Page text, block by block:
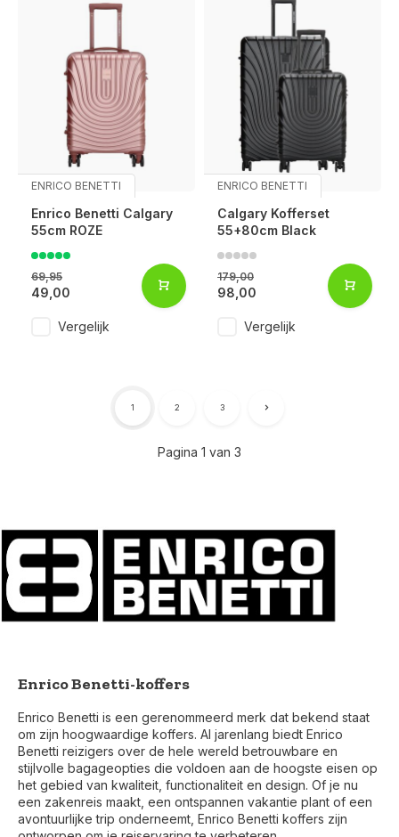
ENRICO BENETTI
Enrico Benetti Calgary
55cm ROZE
69,95
49,00
Vergelijk
ENRICO BENETTI
Calgary Kofferset
55+80cm Black
179,00
98,00
Vergelijk
Pagina 1 van 3
1 2 3
Enrico Benetti-koffers
Enrico Benetti is een gerenommeerd merk dat bekend staat
om zijn hoogwaardige koffers. Al jarenlang biedt Enrico
Benetti reizigers over de hele wereld betrouwbare en
stijlvolle bagageopties die voldoen aan de hoogste eisen op
het gebied van kwaliteit, functionaliteit en design. Of je nu
een zakenreis maakt, een ontspannen vakantie plant of een
avontuurlijke trip onderneemt, Enrico Benetti koffers zijn